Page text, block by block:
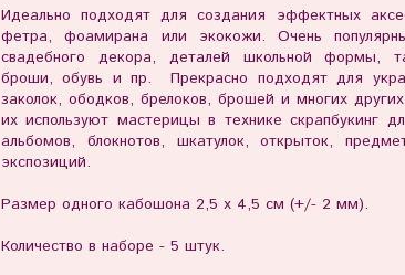
Идеально подходят для создания эффектных
фетра, фоамирана или экокожи. Очень
свадебного декора, деталей школьной формы,
броши, обувь и пр. Прекрасно подходят для
заколок, ободков, брелоков, брошей и многих
их используют мастерицы в технике скрапбукинг
альбомов, блокнотов, шкатулок, открыток,
экспозиций.
Размер одного кабошона 2,5 х 4,5 см (+/- 2 мм).
Количество в наборе - 5 штук.